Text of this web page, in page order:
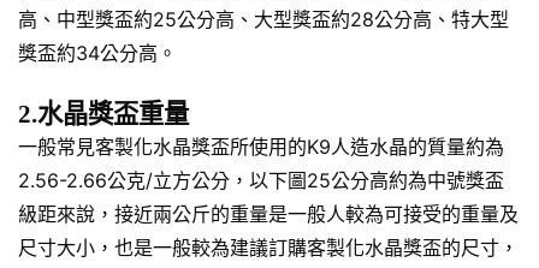
高、中型獎盃約25公分高、大型獎盃約28公分高、特大型
獎盃約34公分高。
2.水晶獎盃重量
一般常見客製化水晶獎盃所使用的K9人造水晶的質量約為
2.56-2.66公克/立方公分，以下圖25公分高約為中號獎盃
級距來說，接近兩公斤的重量是一般人較為可接受的重量及
尺寸大小，也是一般較為建議訂購客製化水晶獎盃的尺寸，